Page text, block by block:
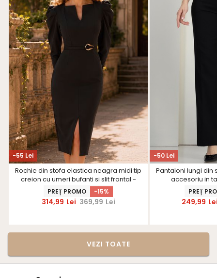
-55 Lei
Rochie din stofa elastica neagra midi tip
creion cu umeri bufanti si slit frontal -
StarShinerS
PREȚ PROMO -15%
314,99 Lei 369,99 Lei
-50 Lei
Pantaloni lungi din
accesoriu in
PREȚ
249,99
VEZI TOATE